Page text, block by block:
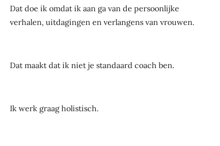
Dat doe ik omdat ik aan ga van de persoonlijke
verhalen, uitdagingen en verlangens van vrouwen.
Dat maakt dat ik niet je standaard coach ben.
Ik werk graag holistisch.